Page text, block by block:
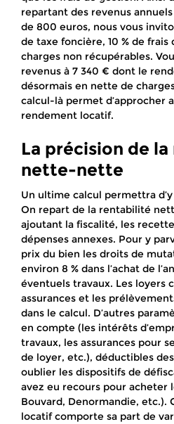
repartant des revenus
de 800 euros, nous vous
de taxe foncière, 10 % de
charges non récupérables.
revenus à 7 340 € dont le
désormais en nette de
calcul-là permet d’approcher
rendement locatif.
La précision de
nette-nette
Un ultime calcul permettra
On repart de la rentabilité
ajoutant la fiscalité, les
dépenses annexes. Pour y
prix du bien les droits de
environ 8 % dans l’achat de
éventuels travaux. Les loyers
assurances et les
dans le calcul. D’autres
en compte (les intérêts
travaux, les assurances pour
de loyer, etc.), déductibles
oublier les dispositifs de
avez eu recours pour acheter
Bouvard, Denormandie, etc.).
locatif comporte sa part de